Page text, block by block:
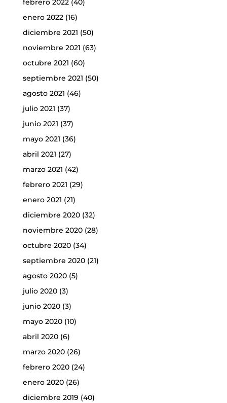
febrero 2022(40)
enero 2022(16)
diciembre 2021 (50)
noviembre 2021 (63)
octubre 2021 (60)
septiembre 2021 (50)
agosto 2021 (46)
julio 2021 (37)
junio 2021 (37)
mayo 2021 (36)
abril 2021 (27)
marzo 2021 (42)
febrero 2021 (29)
enero 2021 (21)
diciembre 2020(32)
noviembre 2020(28)
octubre 2020(34)
septiembre 2020(21)
agosto 2020(5)
julio 2020(3)
junio 2020(3)
mayo 2020(10)
abril 2020(6)
marzo 2020(26)
febrero 2020(24)
enero 2020(26)
diciembre 2019 (40)